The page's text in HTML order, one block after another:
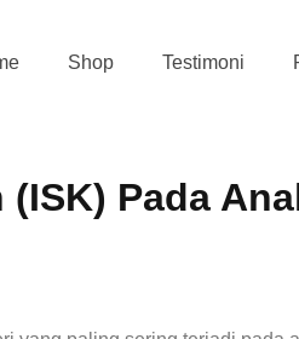
Shop Testimoni
Pada